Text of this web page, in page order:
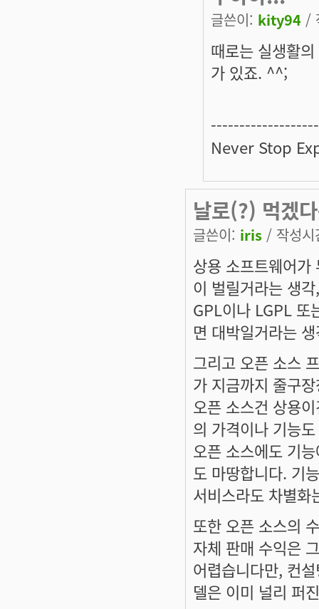
글쓴이: kity94 /
때로는 실생활
가 있죠. ^^;
Never Stop
날로(?) 먹겠
글쓴이: iris / 작성
상용 소프트웨어가
이 벌릴거라는 생각,
GPL이나 LGPL 또
면 대박일거라는
그리고 오픈 소스
가 지금까지 줄구
오픈 소스건 상용
의 가격이나 기능
오픈 소스에도 기
도 마땅합니다. 기
서비스라도 차별화
또한 오픈 소스의
자체 판매 수익은
어렵습니다만, 컨
델은 이미 널리 퍼